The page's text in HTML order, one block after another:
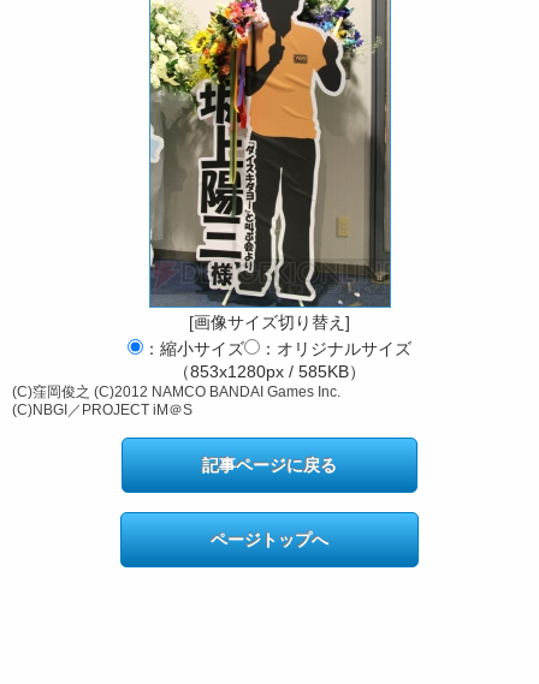
[画像サイズ切り替え]
：縮小サイズ
：オリジナルサイズ
（853x1280px / 585KB）
(C)窪岡俊之 (C)2012 NAMCO BANDAI Games Inc.
(C)NBGI／PROJECT iM＠S
記事ページに戻る
ページトップへ